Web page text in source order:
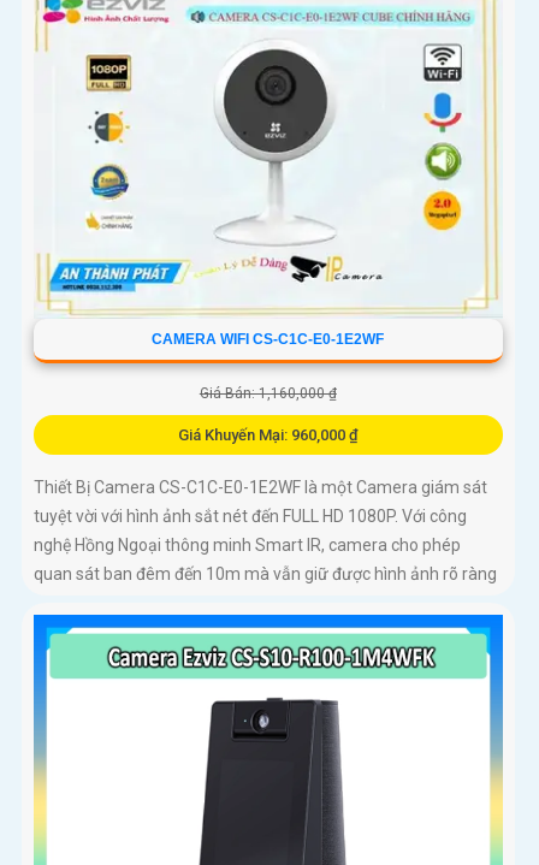
CAMERA WIFI CS-C1C-E0-1E2WF
Giá Bán: 1,160,000 ₫
Giá Khuyến Mại: 960,000 ₫
Thiết Bị Camera CS-C1C-E0-1E2WF là một Camera giám sát
tuyệt vời với hình ảnh sắt nét đến FULL HD 1080P. Với công
nghệ Hồng Ngoại thông minh Smart IR, camera cho phép
quan sát ban đêm đến 10m mà vẫn giữ được hình ảnh rõ ràng